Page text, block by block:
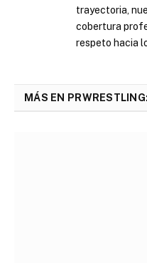
trayectoria,
cobertura
respeto hacia
MÁS EN PRWRESTLING: